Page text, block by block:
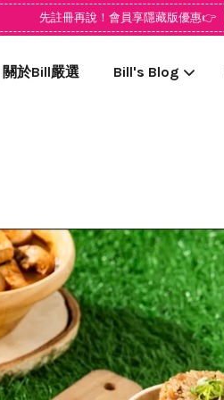
先註冊再說！會員享隱藏版優惠👉
關於Bill嚴選 Bill's Blog